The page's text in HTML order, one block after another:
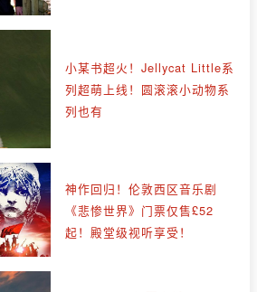
小某书超火！Jellycat Little系
列超萌上线！圆滚滚小动物系
列也有
神作回归！伦敦西区音乐剧
《悲惨世界》门票仅售£52
起！殿堂级视听享受！